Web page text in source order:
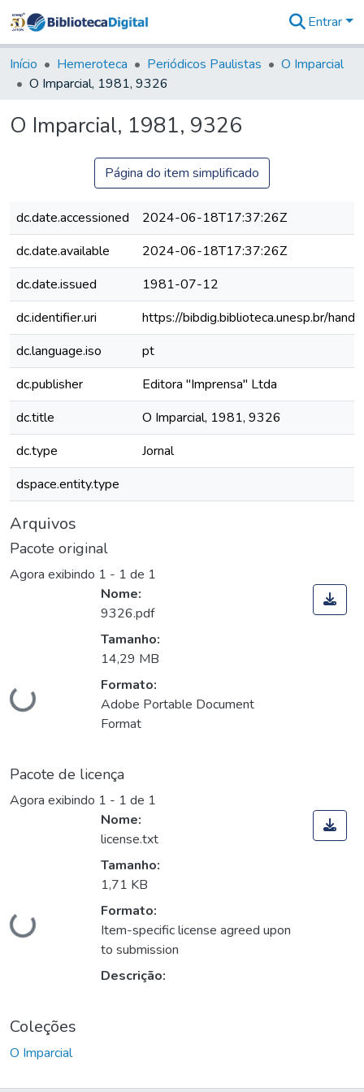
&
Coleções
Tudo na
Digital
Entrar
Início Hemeroteca Periódicos Paulistas
O Imparcial
O Imparcial, 1981, 9326
O Imparcial, 1981, 9326
Página do item simplificado
dc.date.accessioned
2024-06-18T17:37:26Z
dc.date.available
2024-06-18T17:37:26Z
dc.date.issued
1981-07-12
dc.identifier.uri
https://bibdig.biblioteca.unesp.br/
dc.language.iso
pt
dc.publisher
Editora "Imprensa" Ltda
dc.title
O Imparcial, 1981, 9326
dc.type
Jornal
dspace.entity.type
Arquivos
Pacote original
Agora exibindo 1 - 1 de 1
Carregando...
Nome:
9326.pdf
Tamanho:
14,29 MB
Formato:
Adobe Portable Document
Format
Pacote de licença
Agora exibindo 1 - 1 de 1
Carregando...
Nome:
license.txt
Tamanho:
1,71 KB
Formato:
Item-specific license agreed upon
to submission
Descrição:
Coleções
O Imparcial